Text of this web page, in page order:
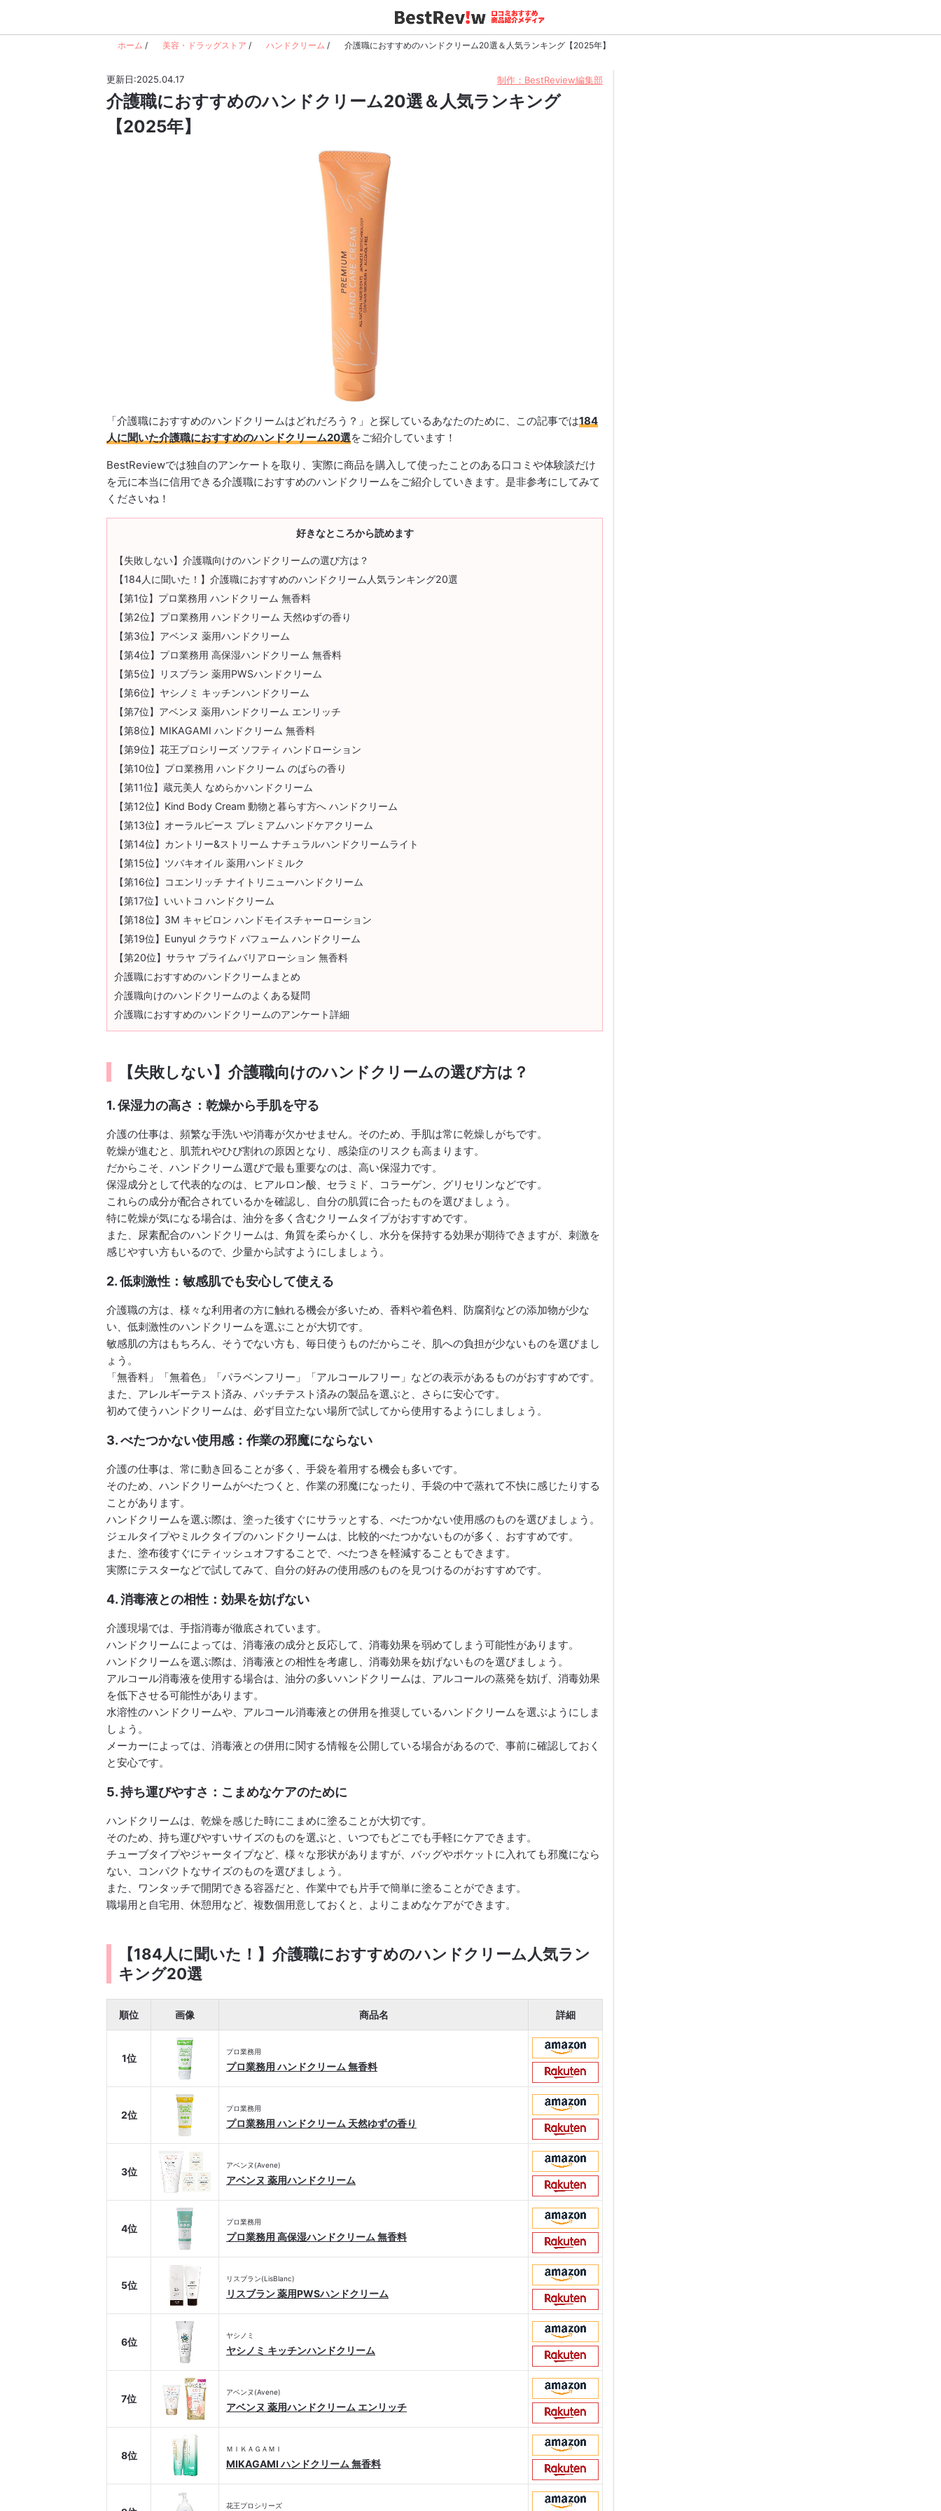
ホーム / 美容・ドラッグストア / ハンドクリーム / 介護職におすすめのハンドクリーム20選＆人気ランキング【2025年】
更新日:2025.04.17 制作：BestReview編集部
介護職におすすめのハンドクリーム20選＆人気ランキング
【2025年】
「介護職におすすめのハンドクリームはどれだろう？」と探しているあなたのために、この記事では184
人に聞いた介護職におすすめのハンドクリーム20選をご紹介しています！
BestReviewでは独自のアンケートを取り、実際に商品を購入して使ったことのある口コミや体験談だけ
を元に本当に信用できる介護職におすすめのハンドクリームをご紹介していきます。是非参考にしてみて
くださいね！
好きなところから読めます
【失敗しない】介護職向けのハンドクリームの選び方は？
【184人に聞いた！】介護職におすすめのハンドクリーム人気ランキング20選
【第1位】プロ業務用 ハンドクリーム 無香料
【第2位】プロ業務用 ハンドクリーム 天然ゆずの香り
【第3位】アベンヌ 薬用ハンドクリーム
【第4位】プロ業務用 高保湿ハンドクリーム 無香料
【第5位】リスブラン 薬用PWSハンドクリーム
【第6位】ヤシノミ キッチンハンドクリーム
【第7位】アベンヌ 薬用ハンドクリーム エンリッチ
【第8位】MIKAGAMI ハンドクリーム 無香料
【第9位】花王プロシリーズ ソフティ ハンドローション
【第10位】プロ業務用 ハンドクリーム のばらの香り
【第11位】蔵元美人 なめらかハンドクリーム
【第12位】Kind Body Cream 動物と暮らす方へ ハンドクリーム
【第13位】オーラルピース プレミアムハンドケアクリーム
【第14位】カントリー&ストリーム ナチュラルハンドクリームライト
【第15位】ツバキオイル 薬用ハンドミルク
【第16位】コエンリッチ ナイトリニューハンドクリーム
【第17位】いいトコ ハンドクリーム
【第18位】3M キャビロン ハンドモイスチャーローション
【第19位】Eunyul クラウド パフューム ハンドクリーム
【第20位】サラヤ プライムバリアローション 無香料
介護職におすすめのハンドクリームまとめ
介護職向けのハンドクリームのよくある疑問
介護職におすすめのハンドクリームのアンケート詳細
【失敗しない】介護職向けのハンドクリームの選び方は？
1. 保湿力の高さ：乾燥から手肌を守る
介護の仕事は、頻繁な手洗いや消毒が欠かせません。そのため、手肌は常に乾燥しがちです。
乾燥が進むと、肌荒れやひび割れの原因となり、感染症のリスクも高まります。
だからこそ、ハンドクリーム選びで最も重要なのは、高い保湿力です。
保湿成分として代表的なのは、ヒアルロン酸、セラミド、コラーゲン、グリセリンなどです。
これらの成分が配合されているかを確認し、自分の肌質に合ったものを選びましょう。
特に乾燥が気になる場合は、油分を多く含むクリームタイプがおすすめです。
また、尿素配合のハンドクリームは、角質を柔らかくし、水分を保持する効果が期待できますが、刺激を
感じやすい方もいるので、少量から試すようにしましょう。
2. 低刺激性：敏感肌でも安心して使える
介護職の方は、様々な利用者の方に触れる機会が多いため、香料や着色料、防腐剤などの添加物が少な
い、低刺激性のハンドクリームを選ぶことが大切です。
敏感肌の方はもちろん、そうでない方も、毎日使うものだからこそ、肌への負担が少ないものを選びまし
ょう。
「無香料」「無着色」「パラベンフリー」「アルコールフリー」などの表示があるものがおすすめです。
また、アレルギーテスト済み、パッチテスト済みの製品を選ぶと、さらに安心です。
初めて使うハンドクリームは、必ず目立たない場所で試してから使用するようにしましょう。
3. べたつかない使用感：作業の邪魔にならない
介護の仕事は、常に動き回ることが多く、手袋を着用する機会も多いです。
そのため、ハンドクリームがべたつくと、作業の邪魔になったり、手袋の中で蒸れて不快に感じたりする
ことがあります。
ハンドクリームを選ぶ際は、塗った後すぐにサラッとする、べたつかない使用感のものを選びましょう。
ジェルタイプやミルクタイプのハンドクリームは、比較的べたつかないものが多く、おすすめです。
また、塗布後すぐにティッシュオフすることで、べたつきを軽減することもできます。
実際にテスターなどで試してみて、自分の好みの使用感のものを見つけるのがおすすめです。
4. 消毒液との相性：効果を妨げない
介護現場では、手指消毒が徹底されています。
ハンドクリームによっては、消毒液の成分と反応して、消毒効果を弱めてしまう可能性があります。
ハンドクリームを選ぶ際は、消毒液との相性を考慮し、消毒効果を妨げないものを選びましょう。
アルコール消毒液を使用する場合は、油分の多いハンドクリームは、アルコールの蒸発を妨げ、消毒効果
を低下させる可能性があります。
水溶性のハンドクリームや、アルコール消毒液との併用を推奨しているハンドクリームを選ぶようにしま
しょう。
メーカーによっては、消毒液との併用に関する情報を公開している場合があるので、事前に確認しておく
と安心です。
5. 持ち運びやすさ：こまめなケアのために
ハンドクリームは、乾燥を感じた時にこまめに塗ることが大切です。
そのため、持ち運びやすいサイズのものを選ぶと、いつでもどこでも手軽にケアできます。
チューブタイプやジャータイプなど、様々な形状がありますが、バッグやポケットに入れても邪魔になら
ない、コンパクトなサイズのものを選びましょう。
また、ワンタッチで開閉できる容器だと、作業中でも片手で簡単に塗ることができます。
職場用と自宅用、休憩用など、複数個用意しておくと、よりこまめなケアができます。
【184人に聞いた！】介護職におすすめのハンドクリーム人気ラン
キング20選
順位 画像 商品名 詳細
1位
プロ業務用
プロ業務用 ハンドクリーム 無香料
2位
プロ業務用
プロ業務用 ハンドクリーム 天然ゆずの香り
3位
アベンヌ(Avene)
アベンヌ 薬用ハンドクリーム
4位
プロ業務用
プロ業務用 高保湿ハンドクリーム 無香料
5位
リスブラン(LisBlanc)
リスブラン 薬用PWSハンドクリーム
6位
ヤシノミ
ヤシノミ キッチンハンドクリーム
7位
アベンヌ(Avene)
アベンヌ 薬用ハンドクリーム エンリッチ
8位
ＭＩＫＡＧＡＭＩ
MIKAGAMI ハンドクリーム 無香料
花王プロシリーズ